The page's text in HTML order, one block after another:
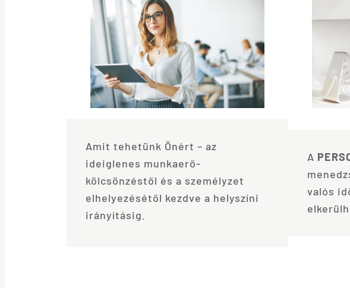
Amit tehetünk Önért – az
ideiglenes munkaerő-
kölcsönzéstől és a személyzet
elhelyezésétől kezdve a helyszíni
irányításig.
A
valós